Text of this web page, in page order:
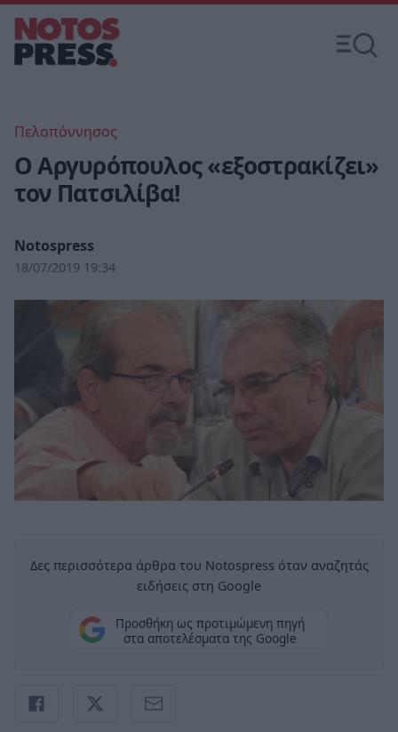
Πελοπόννησος
Ο Αργυρόπουλος «εξοστρακίζει»
τον Πατσιλίβα!
Notospress
18/07/2019 19:34
Δες περισσότερα άρθρα του Notospress όταν αναζητάς
ειδήσεις στη Google
Προσθήκη ως προτιμώμενη πηγή
στα αποτελέσματα της Google